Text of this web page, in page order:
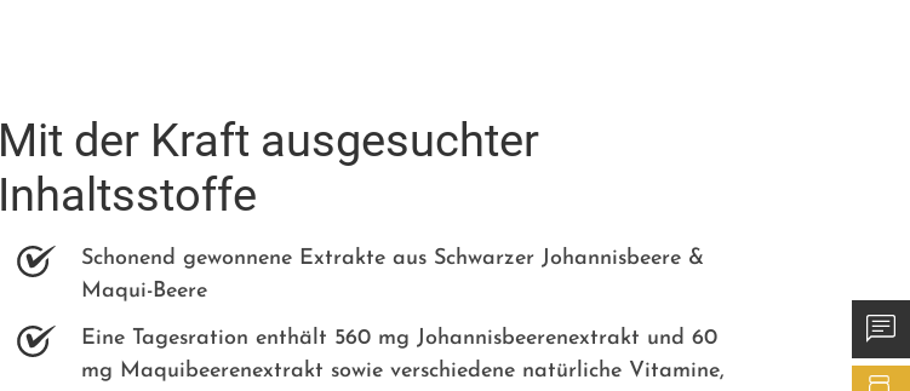
Mit der Kraft ausgesuchter
Inhaltsstoffe
Schonend gewonnene Extrakte aus Schwarzer Johannisbeere &
Maqui-Beere
Eine Tagesration enthält 560 mg Johannisbeerenextrakt und 60
mg Maquibeerenextrakt sowie verschiedene natürliche Vitamine,